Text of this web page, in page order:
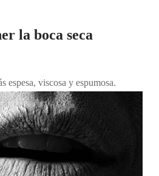
la boca seca
espesa, viscosa y espumosa.